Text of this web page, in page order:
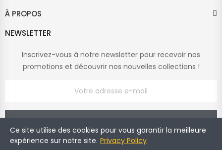
À PROPOS
NEWSLETTER
Inscrivez-vous à notre newsletter pour recevoir nos
promotions et découvrir nos nouvelles collections !
Ce site utilise des cookies pour vous garantir la meilleure
expérience sur notre site. Privacy Policy